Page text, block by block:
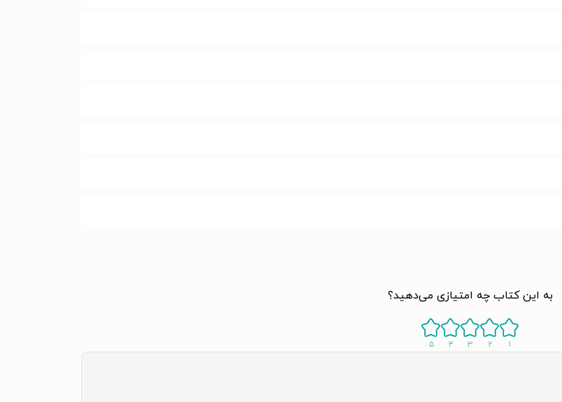
به این کتاب چه امتیازی می‌دهید؟
۱ ۲ ۳ ۴ ۵